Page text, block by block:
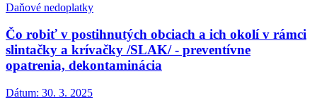
Daňové nedoplatky
Čo robiť v postihnutých obciach a ich okolí v rámci
slintačky a krívačky /SLAK/ - preventívne
opatrenia, dekontaminácia
Dátum: 30. 3. 2025